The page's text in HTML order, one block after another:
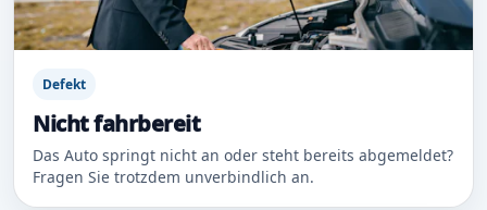
Defekt
Nicht fahrbereit
Das Auto springt nicht an oder steht bereits abgemeldet?
Fragen Sie trotzdem unverbindlich an.